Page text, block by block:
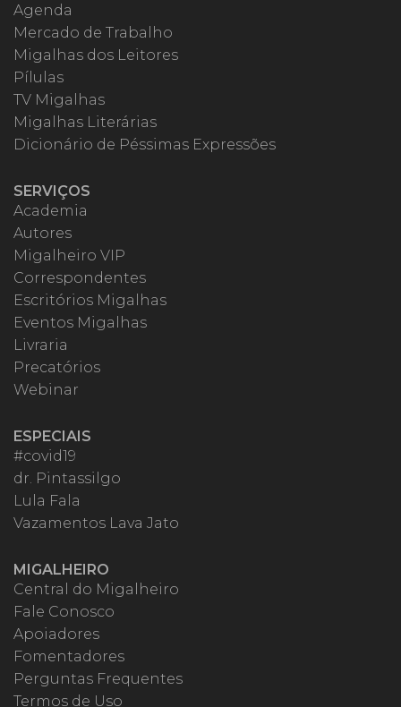
Agenda
Mercado de Trabalho
Migalhas dos Leitores
Pílulas
TV Migalhas
Migalhas Literárias
Dicionário de Péssimas Expressões
SERVIÇOS
Academia
Autores
Migalheiro VIP
Correspondentes
Escritórios Migalhas
Eventos Migalhas
Livraria
Precatórios
Webinar
ESPECIAIS
#covid19
dr. Pintassilgo
Lula Fala
Vazamentos Lava Jato
MIGALHEIRO
Central do Migalheiro
Fale Conosco
Apoiadores
Fomentadores
Perguntas Frequentes
Termos de Uso